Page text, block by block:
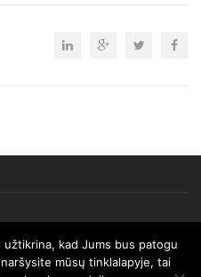
teisės saugomos.
kad Jums bus patogu
mūsų tinklalapyje, tai